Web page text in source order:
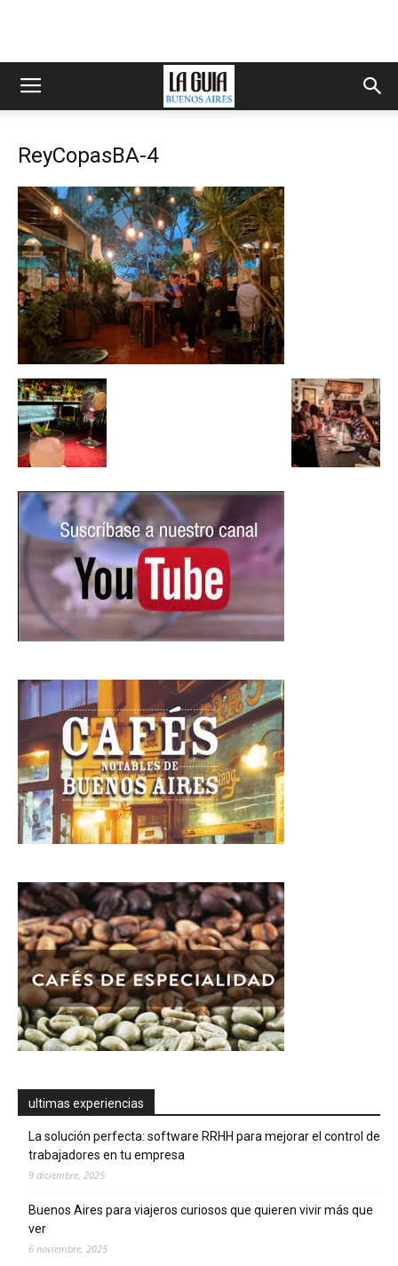
ReyCopasBA-4
ultimas experiencias
La solución perfecta: software RRHH para mejorar el control de
trabajadores en tu empresa
9 diciembre, 2025
Buenos Aires para viajeros curiosos que quieren vivir más que
ver
6 noviembre, 2025